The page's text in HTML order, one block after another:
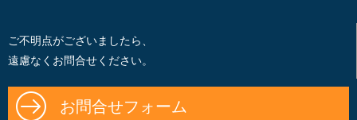
ご不明点がございましたら、
遠慮なくお問合せください。
お問合せフォーム